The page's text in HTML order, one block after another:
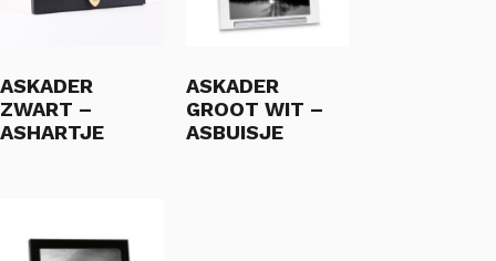
ASKADER
ZWART –
ASHARTJE
ASKADER
GROOT WIT –
ASBUISJE